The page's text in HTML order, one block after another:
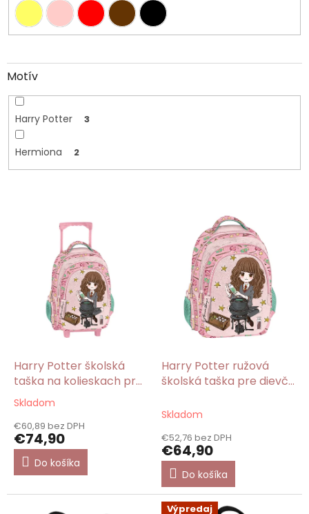
Motív
Harry Potter 3
Hermiona 2
Harry Potter školská
taška na kolieskach pre
dievča ružová Hermiona
Priemerné
produktu
je
5,0
hviezdičiek.
Skladom
€60,89 bez DPH
€74,90
Do košíka
Harry Potter ružová
školská taška pre dievča
Skladom
€52,76 bez DPH
€64,90
Do košíka
Výpredaj